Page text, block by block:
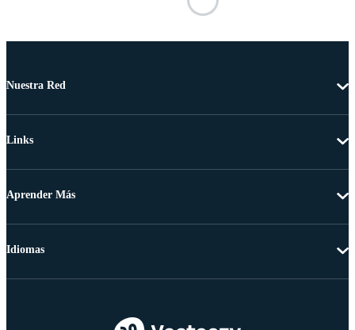
Nuestra Red
Links
Aprender Más
Idiomas